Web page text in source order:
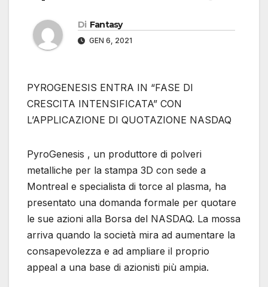
Di Fantasy
GEN 6, 2021
PYROGENESIS ENTRA IN “FASE DI
CRESCITA INTENSIFICATA” CON
L’APPLICAZIONE DI QUOTAZIONE NASDAQ
PyroGenesis , un produttore di polveri
metalliche per la stampa 3D con sede a
Montreal e specialista di torce al plasma, ha
presentato una domanda formale per quotare
le sue azioni alla Borsa del NASDAQ. La mossa
arriva quando la società mira ad aumentare la
consapevolezza e ad ampliare il proprio
appeal a una base di azionisti più ampia.